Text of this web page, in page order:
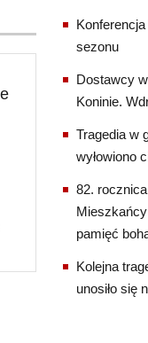
sezonu
Dostawcy
Koninie.
Tragedia w
wyłowiono
82.
pamięć
Kolejna
unosiło się